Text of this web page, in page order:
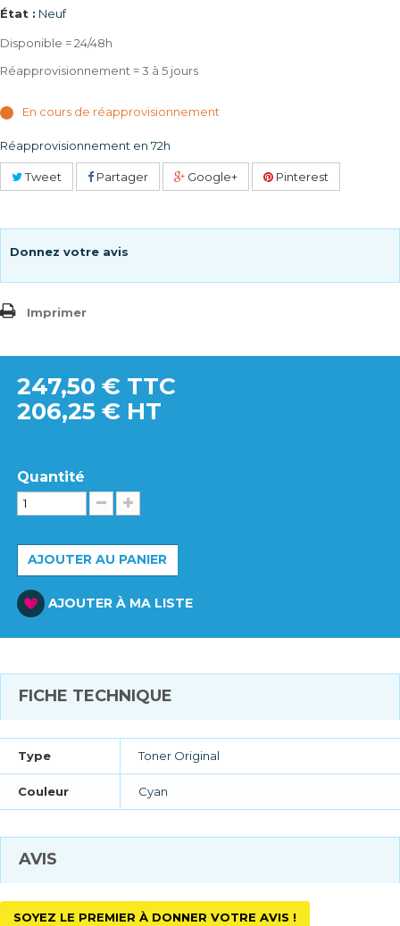
État : Neuf
Disponible = 24/48h
Réapprovisionnement = 3 à 5 jours
En cours de réapprovisionnement
Réapprovisionnement en 72h
Tweet Partager Google+ Pinterest
Donnez votre avis
Imprimer
247,50 € TTC
206,25 € HT
Quantité
AJOUTER AU PANIER
AJOUTER À MA LISTE
FICHE TECHNIQUE
Type Toner Original
Couleur Cyan
AVIS
SOYEZ LE PREMIER À DONNER VOTRE AVIS !